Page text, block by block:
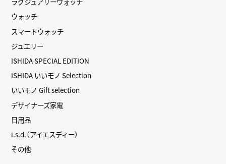
ウォッチ
スマートウォッチ
ジュエリー
ISHIDA SPECIAL EDITION
ISHIDA いいモノ Selection
いいモノ Gift selection
デザイナーズ家電
日用品
i.s.d.（アイエスディー）
その他